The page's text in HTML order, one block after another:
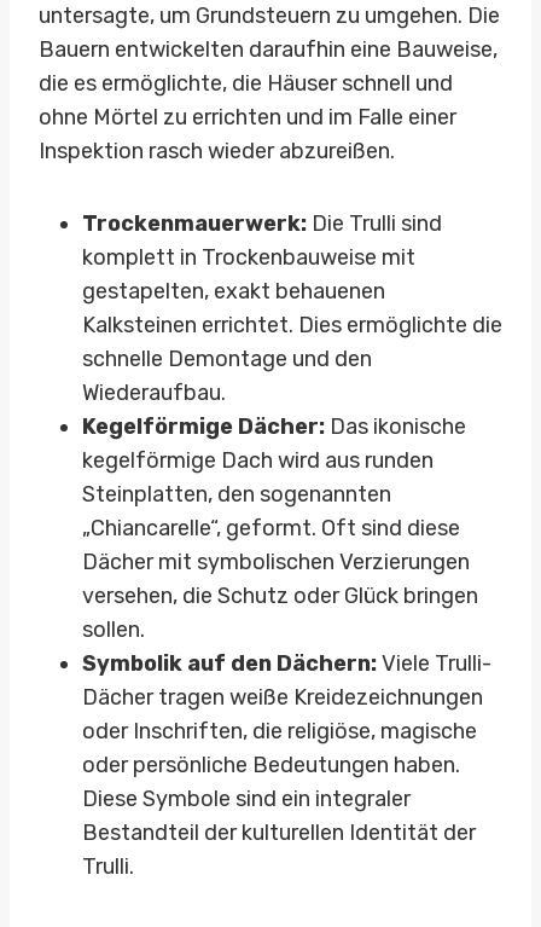
untersagte, um Grundsteuern zu umgehen. Die
Bauern entwickelten daraufhin eine Bauweise,
die es ermöglichte, die Häuser schnell und
ohne Mörtel zu errichten und im Falle einer
Inspektion rasch wieder abzureißen.
Trockenmauerwerk: Die Trulli sind
komplett in Trockenbauweise mit
gestapelten, exakt behauenen
Kalksteinen errichtet. Dies ermöglichte die
schnelle Demontage und den
Wiederaufbau.
Kegelförmige Dächer: Das ikonische
kegelförmige Dach wird aus runden
Steinplatten, den sogenannten
„Chiancarelle“, geformt. Oft sind diese
Dächer mit symbolischen Verzierungen
versehen, die Schutz oder Glück bringen
sollen.
Symbolik auf den Dächern:Viele Trulli-
Dächer tragen weiße Kreidezeichnungen
oder Inschriften, die religiöse, magische
oder persönliche Bedeutungen haben.
Diese Symbole sind ein integraler
Bestandteil der kulturellen Identität der
Trulli.